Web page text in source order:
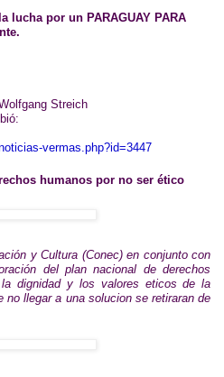
lucha por un PARAGUAY PARA
Streich
vermas.php?id=3447
humanos por no ser ético
y Cultura (Conec) en conjunto con
del plan nacional de derechos
dignidad y los valores eticos de la
no llegar a una solucion se retiraran de